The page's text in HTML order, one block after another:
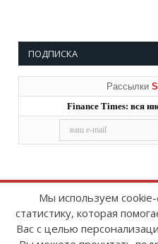
ПОДПИСКА
Рассылки
Finance Times: вся
Copyright ©
Мы используем
статистику, которая
Вас с целью